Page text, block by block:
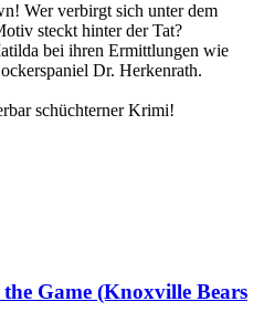
Wer verbirgt sich unter dem
steckt hinter der Tat?
bei ihren Ermittlungen wie
Dr. Herkenrath.
schüchterner Krimi!
Game (Knoxville Bears